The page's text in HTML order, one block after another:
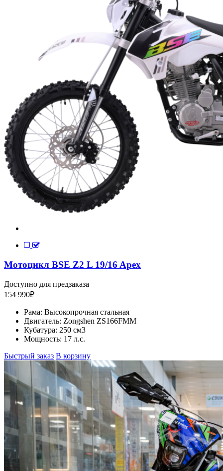
Мотоцикл BSE Z2 L 19/16 Apex
Доступно для предзаказа
154 990₽
Рама: Высокопрочная стальная
Двигатель: Zongshen ZS166FMM
Кубатура: 250 см3
Мощность: 17 л.c.
Быстрый заказ В корзину